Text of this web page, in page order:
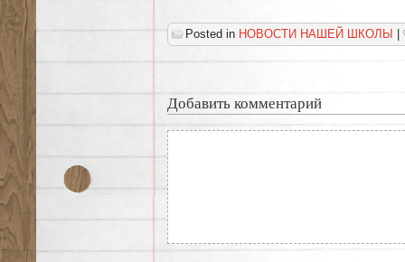
Posted in НОВОСТИ НАШЕЙ ШКОЛЫ |
Добавить комментарий